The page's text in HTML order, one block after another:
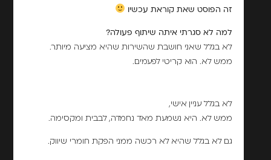
זה הפוסט שאת קוראת עכשיו
למה לא סגרתי איתה שיתוף פעולה?
לא בגלל שאני חושבת שהשירות שהיא מציעה מיותר.
ממש לא. הוא קריטי לפעמים.
לא בגלל עניין אישי,
ממש לא. היא נשמעת מאד נחמדה, לבבית ומקסימה.
גם לא בגלל שהיא לא רכשה ממני הפקת חומרי שיווק.